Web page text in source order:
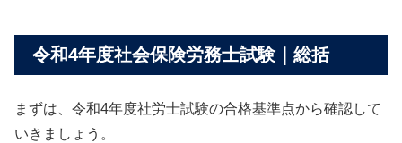
令和4年度社会保険労務士試験｜総括
まずは、令和4年度社労士試験の合格基準点から確認して
いきましょう。